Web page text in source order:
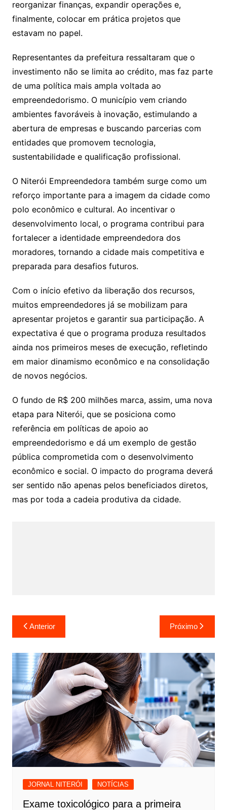
reorganizar finanças, expandir operações e,
finalmente, colocar em prática projetos que
estavam no papel.
Representantes da prefeitura ressaltaram que o
investimento não se limita ao crédito, mas faz parte
de uma política mais ampla voltada ao
empreendedorismo. O município vem criando
ambientes favoráveis à inovação, estimulando a
abertura de empresas e buscando parcerias com
entidades que promovem tecnologia,
sustentabilidade e qualificação profissional.
O Niterói Empreendedora também surge como um
reforço importante para a imagem da cidade como
polo econômico e cultural. Ao incentivar o
desenvolvimento local, o programa contribui para
fortalecer a identidade empreendedora dos
moradores, tornando a cidade mais competitiva e
preparada para desafios futuros.
Com o início efetivo da liberação dos recursos,
muitos empreendedores já se mobilizam para
apresentar projetos e garantir sua participação. A
expectativa é que o programa produza resultados
ainda nos primeiros meses de execução, refletindo
em maior dinamismo econômico e na consolidação
de novos negócios.
O fundo de R$ 200 milhões marca, assim, uma nova
etapa para Niterói, que se posiciona como
referência em políticas de apoio ao
empreendedorismo e dá um exemplo de gestão
pública comprometida com o desenvolvimento
econômico e social. O impacto do programa deverá
ser sentido não apenas pelos beneficiados diretos,
mas por toda a cadeia produtiva da cidade.
Navegação
de
Post
Anterior Próximo
JORNAL NITERÓI NOTÍCIAS
Exame toxicológico para a primeira